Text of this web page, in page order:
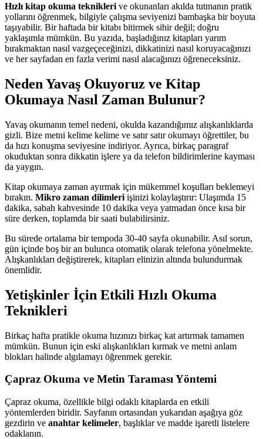
Hızlı kitap okuma teknikleri ve okunanları akılda tutmanın pratik
yollarını öğrenmek, bilgiyle çalışma seviyenizi bambaşka bir boyuta
taşıyabilir. Bir haftada bir kitabı bitirmek sihir değil; doğru
yaklaşımla mümkün. Bu yazıda, başladığınız kitapları yarım
bırakmaktan nasıl vazgeçeceğinizi, dikkatinizi nasıl koruyacağınızı
ve her sayfadan en fazla verimi nasıl alacağınızı öğreneceksiniz.
Neden Yavaş Okuyoruz ve Kitap
Okumaya Nasıl Zaman Bulunur?
Yavaş okumanın temel nedeni, okulda kazandığımız alışkanlıklarda
gizli. Bize metni kelime kelime ve satır satır okumayı öğrettiler, bu
da hızı konuşma seviyesine indiriyor. Ayrıca, birkaç paragraf
okuduktan sonra dikkatin işlere ya da telefon bildirimlerine kayması
da yaygın.
Kitap okumaya zaman ayırmak için mükemmel koşulları beklemeyi
bırakın. Mikro zaman dilimleri işinizi kolaylaştırır: Ulaşımda 15
dakika, sabah kahvesinde 10 dakika veya yatmadan önce kısa bir
süre derken, toplamda bir saati bulabilirsiniz.
Bu sürede ortalama bir tempoda 30-40 sayfa okunabilir. Asıl sorun,
gün içinde boş bir an bulunca otomatik olarak telefona yönelmekte.
Alışkanlıkları değiştirerek, kitapları elinizin altında bulundurmak
önemlidir.
Yetişkinler İçin Etkili Hızlı Okuma
Teknikleri
Birkaç hafta pratikle okuma hızınızı birkaç kat artırmak tamamen
mümkün. Bunun için eski alışkanlıkları kırmak ve metni anlam
blokları halinde algılamayı öğrenmek gerekir.
Çapraz Okuma ve Metin Taraması Yöntemi
Çapraz okuma, özellikle bilgi odaklı kitaplarda en etkili
yöntemlerden biridir. Sayfanın ortasından yukarıdan aşağıya göz
gezdirin ve anahtar kelimeler, başlıklar ve madde işaretli listelere
odaklanın.